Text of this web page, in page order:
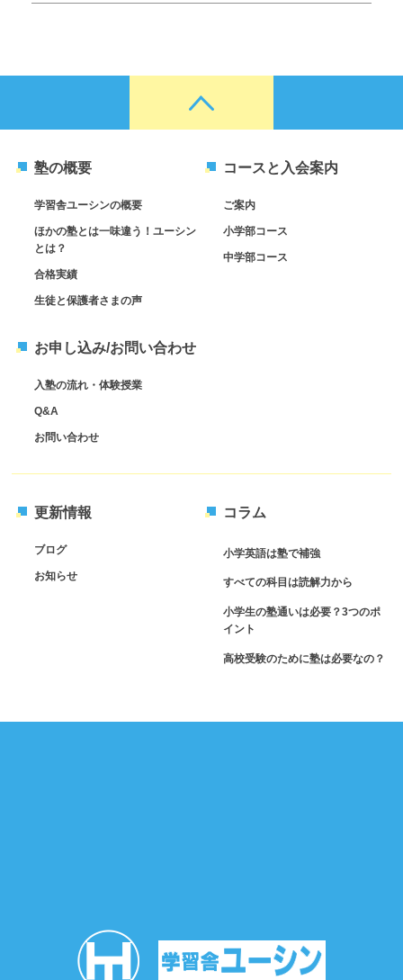
塾の概要
学習舎ユーシンの概要
ほかの塾とは一味違う！ユーシン
とは？
合格実績
生徒と保護者さまの声
コースと入会案内
ご案内
小学部コース
中学部コース
お申し込み/お問い合わせ
入塾の流れ・体験授業
Q&A
お問い合わせ
更新情報
ブログ
お知らせ
コラム
小学英語は塾で補強
すべての科目は読解力から
小学生の塾通いは必要？3つのポ
イント
高校受験のために塾は必要なの？